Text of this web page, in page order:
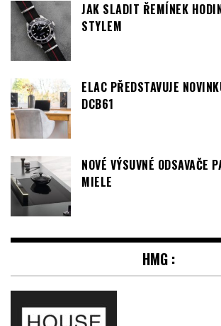
JAK SLADIT ŘEMÍNEK
STYLEM
ELAC PŘEDSTAVUJE
DCB61
NOVÉ VÝSUVNÉ ODSAVAČE
MIELE
HMG :